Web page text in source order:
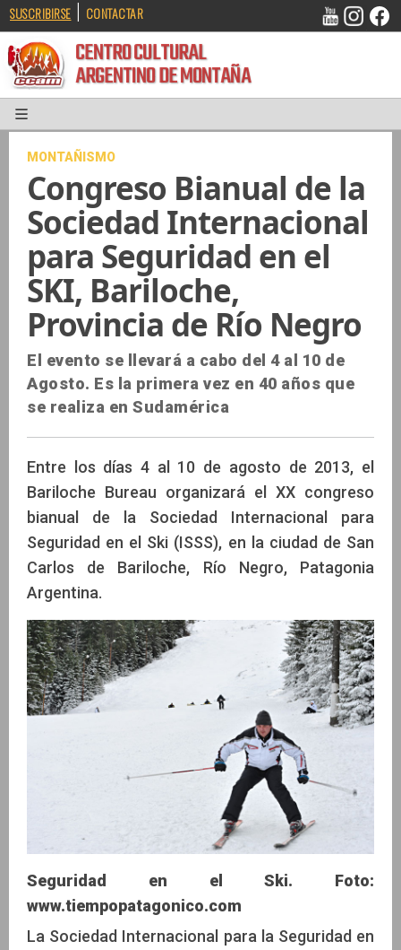
SUSCRIBIRSE | CONTACTAR
CENTRO CULTURAL
ARGENTINO DE MONTAÑA
MONTAÑISMO
Congreso Bianual de la
Sociedad Internacional
para Seguridad en el
SKI, Bariloche,
Provincia de Río Negro
El evento se llevará a cabo del 4 al 10 de
Agosto. Es la primera vez en 40 años que
se realiza en Sudamérica
Entre los días 4 al 10 de agosto de 2013, el
Bariloche Bureau organizará el XX congreso
bianual de la Sociedad Internacional para
Seguridad en el Ski (ISSS), en la ciudad de San
Carlos de Bariloche, Río Negro, Patagonia
Argentina.
Seguridad en el Ski. Foto:
www.tiempopatagonico.com
La Sociedad Internacional para la Seguridad en